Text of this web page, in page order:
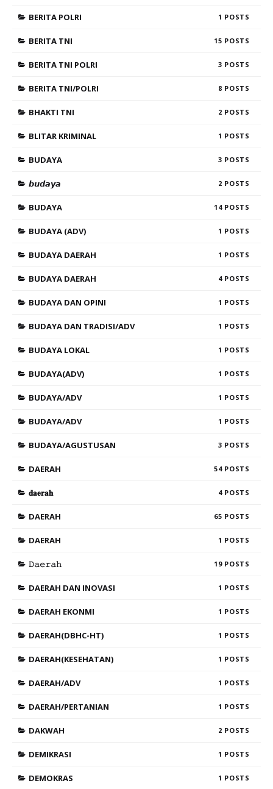
BERITA POLRI 1
BERITA TNI 15
BERITA TNI POLRI 3
BERITA TNI/POLRI 8
BHAKTI TNI 2
BLITAR KRIMINAL 1
BUDAYA 3
𝙗𝙪𝙙𝙖𝙮𝙖 2
BUDAYA 14
BUDAYA (ADV) 1
BUDAYA DAERAH 1
BUDAYA DAERAH 4
BUDAYA DAN OPINI 1
BUDAYA DAN TRADISI/ADV 1
BUDAYA LOKAL 1
BUDAYA(ADV) 1
BUDAYA/ADV 1
BUDAYA/ADV 1
BUDAYA/AGUSTUSAN 3
DAERAH 54
𝐝𝐚𝐞𝐫𝐚𝐡 4
DAERAH 65
DAERAH 1
𝙳𝚊𝚎𝚛𝚊𝚑 19
DAERAH DAN INOVASI 1
DAERAH EKONMI 1
DAERAH(DBHC-HT) 1
DAERAH(KESEHATAN) 1
DAERAH/ADV 1
DAERAH/PERTANIAN 1
DAKWAH 2
DEMIKRASI 1
DEMOKRAS 1